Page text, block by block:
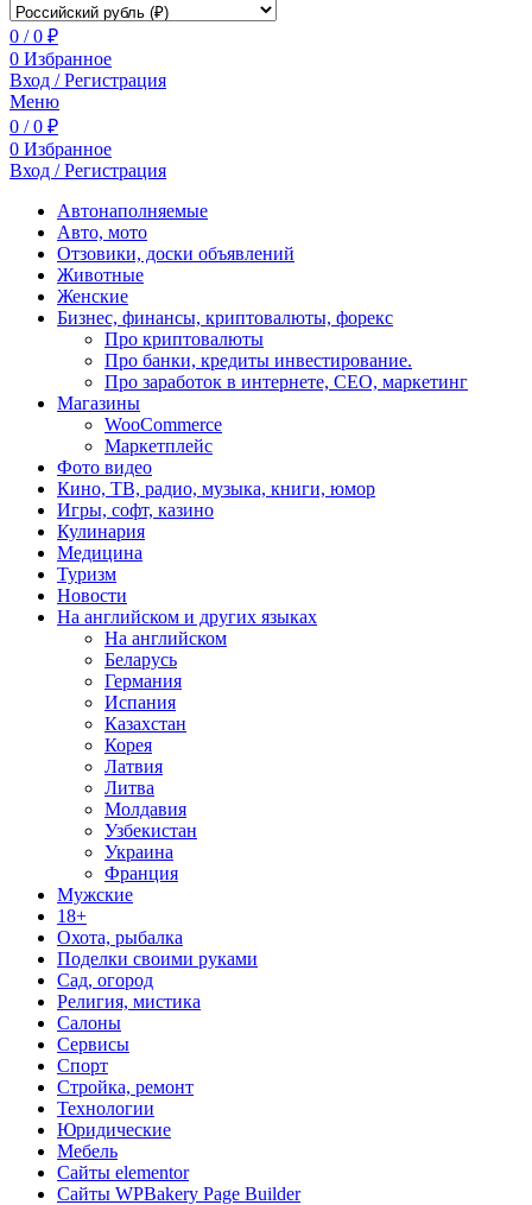
0 / 0 ₽
0 Избранное
Вход / Регистрация
Меню
0 / 0 ₽
0 Избранное
Вход / Регистрация
Автонаполняемые
Авто, мото
Отзовики, доски объявлений
Животные
Женские
Бизнес, финансы, криптовалюты, форекс
Про криптовалюты
Про банки, кредиты инвестирование.
Про заработок в интернете, СЕО, маркетинг
Магазины
WooCommerce
Маркетплейс
Фото видео
Кино, ТВ, радио, музыка, книги, юмор
Игры, софт, казино
Кулинария
Медицина
Туризм
Новости
На английском и других языках
На английском
Беларусь
Германия
Испания
Казахстан
Корея
Латвия
Литва
Молдавия
Узбекистан
Украина
Франция
Мужские
18+
Охота, рыбалка
Поделки своими руками
Сад, огород
Религия, мистика
Салоны
Сервисы
Спорт
Стройка, ремонт
Технологии
Юридические
Мебель
Сайты elementor
Сайты WPBakery Page Builder